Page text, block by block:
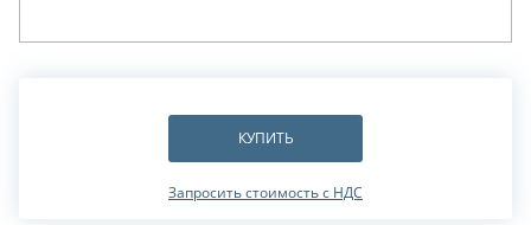
КУПИТЬ
Запросить стоимость с НДС